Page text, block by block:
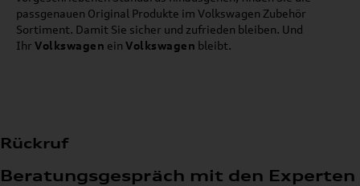
passgenauen Original Produkte im Volkswagen Zubehör
Sortiment. Damit Sie sicher und zufrieden bleiben. Und
Ihr Volkswagen ein Volkswagen bleibt.
Rückruf
Beratungsgespräch mit den Experten